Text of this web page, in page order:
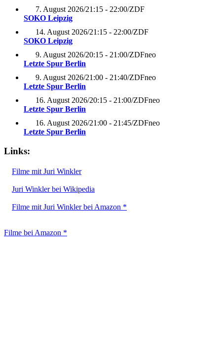
7. August 2026/21:15 - 22:00/ZDF
SOKO Leipzig
14. August 2026/21:15 - 22:00/ZDF
SOKO Leipzig
9. August 2026/20:15 - 21:00/ZDFneo
Letzte Spur Berlin
9. August 2026/21:00 - 21:40/ZDFneo
Letzte Spur Berlin
16. August 2026/20:15 - 21:00/ZDFneo
Letzte Spur Berlin
16. August 2026/21:00 - 21:45/ZDFneo
Letzte Spur Berlin
Links:
Filme mit Juri Winkler
Juri Winkler bei Wikipedia
Filme mit Juri Winkler bei Amazon *
Filme bei Amazon *